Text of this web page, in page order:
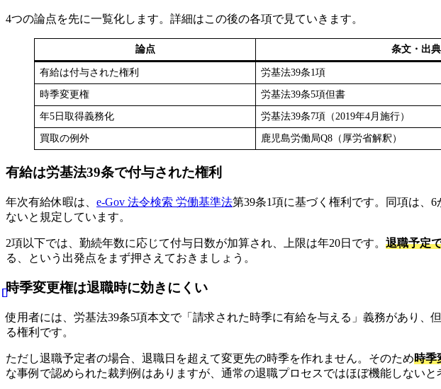
4つの論点を先に一覧化します。詳細はこの後の各項で見ていきます。
論点 条文・出典
有給は付与された権利 労基法39条1項
時季変更権 労基法39条5項但書
年5日取得義務化 労基法39条7項（2019年4月施行）
買取の例外 鹿児島労働局Q8（厚労省解釈）
有給は労基法39条で付与された権利
年次有給休暇は、 e-Gov 法令検索 労働基準法第39条1項に基づく権利です。同項は、
ないと規定しています。
2項以下では、勤続年数に応じて付与日数が加算され、上限は年20日です。 退職予定
る、という出発点をまず押さえておきましょう。
時季変更権は退職時に効きにくい
使用者には、労基法39条5項本文で「請求された時季に有給を与える」義務があり
る権利です。
ただし退職予定者の場合、退職日を超えて変更先の時季を作れません。そのため時季
な事例で認められた裁判例はありますが、通常の退職プロセスではほぼ機能しないと